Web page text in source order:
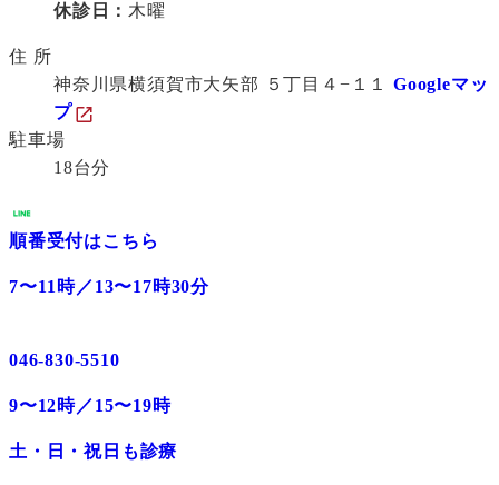
休診日： 木曜
住 所
神奈川県横須賀市大矢部 ５丁目４−１１ Googleマッ
プ
駐車場
18台分
順番受付はこちら
7〜11時／13〜17時30分
046-830-5510
9〜12時／15〜19時
土・日・祝日も診療